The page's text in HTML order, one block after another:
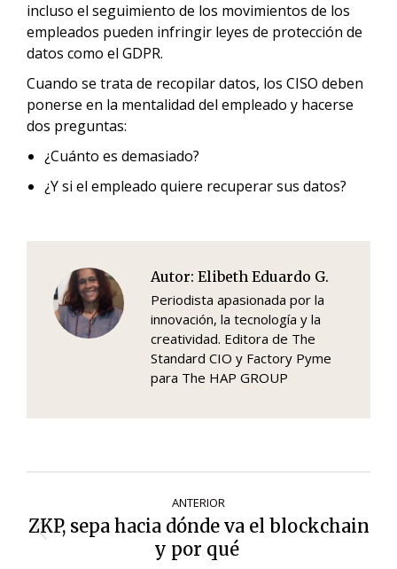
incluso el seguimiento de los movimientos de los
empleados pueden infringir leyes de protección de
datos como el GDPR.
Cuando se trata de recopilar datos, los CISO deben
ponerse en la mentalidad del empleado y hacerse
dos preguntas:
¿Cuánto es demasiado?
¿Y si el empleado quiere recuperar sus datos?
Autor: Elibeth Eduardo G.
Periodista apasionada por la
innovación, la tecnología y la
creatividad. Editora de The
Standard CIO y Factory Pyme
para The HAP GROUP
de
entradas
ANTERIOR
Entrada
anterior:
ZKP, sepa hacia dónde va el blockchain
y por qué